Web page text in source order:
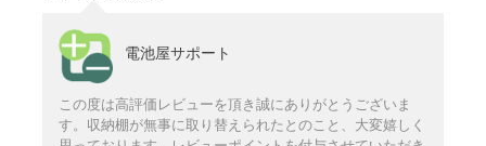
電池屋サポート
この度は高評価レビューを頂き誠にありがとうございま
す。収納棚が無事に取り替えられたとのこと、大変嬉しく